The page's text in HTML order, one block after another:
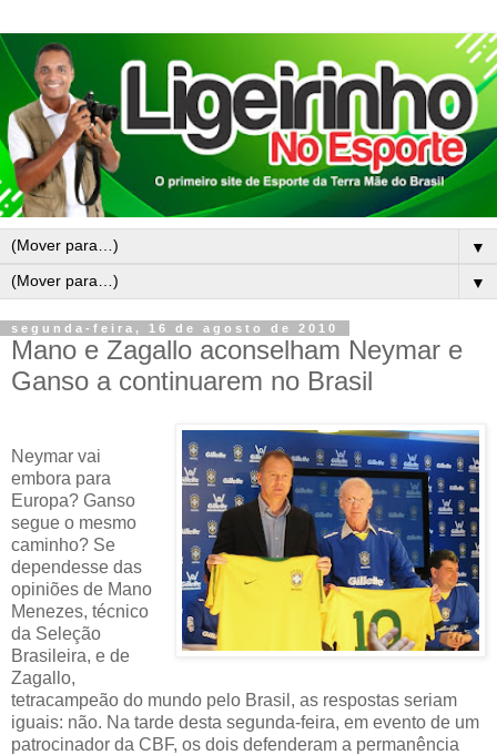
▼
▼
segunda-feira, 16 de agosto de 2010
Mano e Zagallo aconselham Neymar e
Ganso a continuarem no Brasil
Neymar vai
embora para
Europa? Ganso
segue o mesmo
caminho? Se
dependesse das
opiniões de Mano
Menezes, técnico
da Seleção
Brasileira, e de
Zagallo,
tetracampeão do mundo pelo Brasil, as respostas seriam
iguais: não. Na tarde desta segunda-feira, em evento de um
patrocinador da CBF, os dois defenderam a permanência